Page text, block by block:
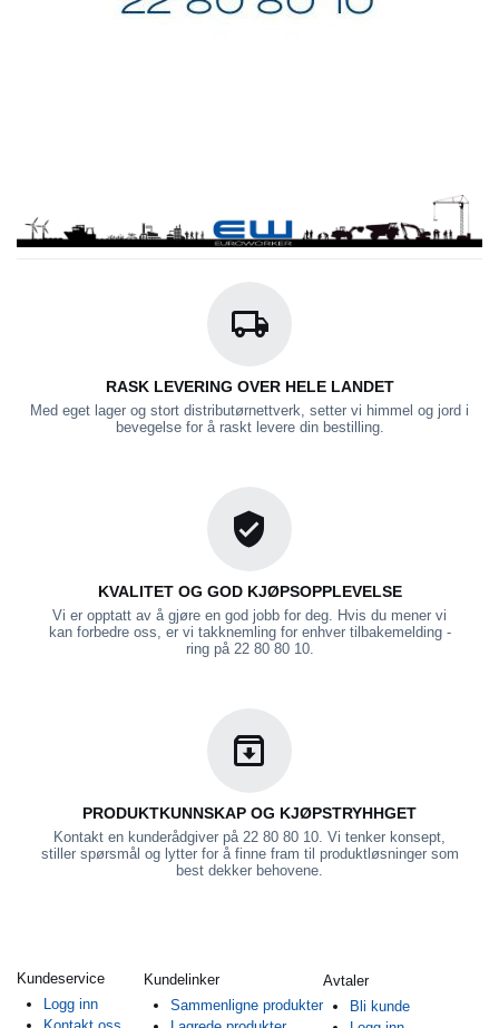
RASK LEVERING OVER HELE LANDET
Med eget lager og stort distributørnettverk, setter vi himmel og jord i
bevegelse for å raskt levere din bestilling.
KVALITET OG GOD KJØPSOPPLEVELSE
Vi er opptatt av å gjøre en god jobb for deg. Hvis du mener vi
kan forbedre oss, er vi takknemling for enhver tilbakemelding -
ring på 22 80 80 10.
PRODUKTKUNNSKAP OG KJØPSTRYHHGET
Kontakt en kunderådgiver på 22 80 80 10. Vi tenker konsept,
stiller spørsmål og lytter for å finne fram til produktløsninger som
best dekker behovene.
Kundeservice
Logg inn
Kundelinker
Sammenligne produkter
Avtaler
Bli kunde